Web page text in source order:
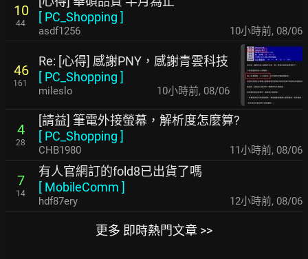
10
44
[ PC_Shopping ]
asdf1256 10小時前, 08/06
46
161
Re: [心得] 感謝PNY，感謝青雲科技
[ PC_Shopping ]
mileslo 10小時前, 08/06
4
28
[請益] 筆電外接螢幕，解析度怎麼算?
[ PC_Shopping ]
CHB1980 11小時前, 08/06
7
14
有人官網訂的fold8已出貨了嗎
[ MobileComm ]
hdf87ery 12小時前, 08/06
更多 即時熱門文章 >>